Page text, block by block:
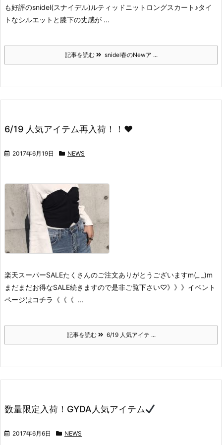
も好評のsnidel(スナイデル)ルティッドニットロングスカート♪タイ
トなシルエットと膝下の丈感が ...
記事を読む snidel春のNewア ...
6/19 人気アイテム再入荷！！♥
2017年6月19日 NEWS
楽天スーパーSALEたくさんのご注文ありがとうございますm(_ _)m
まだまだお得なSALE続きますので是非ご覧下さい♡》》》イベント
ページはコチラ《《《 ...
記事を読む 6/19 人気アイテ ...
数量限定入荷！GYDA人気アイテム
2017年6月6日 NEWS